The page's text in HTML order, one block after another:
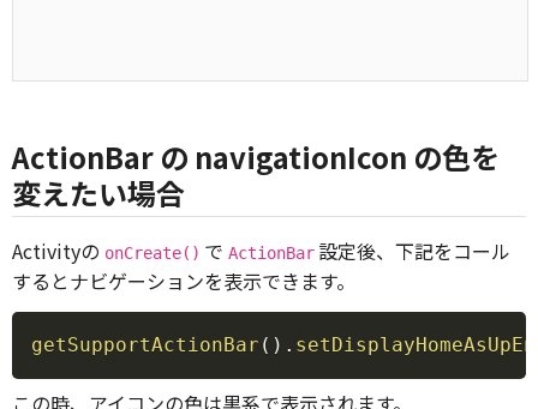
ActionBar の navigationIcon の色を
変えたい場合
Activityの onCreate() で ActionBar 設定後、下記をコール
するとナビゲーションを表示できます。
getSupportActionBar ( ) . Copy
この時、アイコンの色は黒系で表示されます。